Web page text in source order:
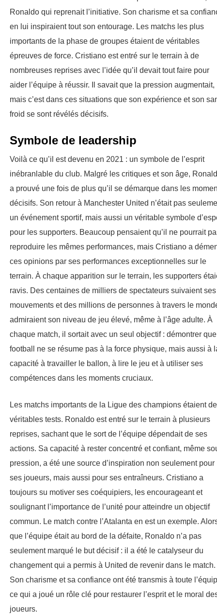
Ronaldo qui reprenait l’initiative. Son charisme et sa
en lui inspiraient tout son entourage. Les matchs les plus
importants de la phase de groupes étaient de véritables
épreuves de force. Cristiano est entré sur le terrain à de
nombreuses reprises avec l’idée qu’il devait tout faire pour
aider l’équipe à réussir. Il savait que la pression augmentait,
mais c’est dans ces situations que son expérience et son
froid se sont révélés décisifs.
Symbole de leadership
Voilà ce qu’il est devenu en 2021 : un symbole de l’esprit
inébranlable du club. Malgré les critiques et son âge,
a prouvé une fois de plus qu’il se démarque dans les
décisifs. Son retour à Manchester United n’était pas
un événement sportif, mais aussi un véritable symbole
pour les supporters. Beaucoup pensaient qu’il ne pourrait
reproduire les mêmes performances, mais Cristiano a
ces opinions par ses performances exceptionnelles sur le
terrain. À chaque apparition sur le terrain, les supporters
ravis. Des centaines de milliers de spectateurs suivaient ses
mouvements et des millions de personnes à travers le
admiraient son niveau de jeu élevé, même à l’âge adulte. À
chaque match, il sortait avec un seul objectif : démontrer
football ne se résume pas à la force physique, mais aussi à
capacité à travailler le ballon, à lire le jeu et à utiliser ses
compétences dans les moments cruciaux.
Les matchs importants de la Ligue des champions étaient de
véritables tests. Ronaldo est entré sur le terrain à plusieurs
reprises, sachant que le sort de l’équipe dépendait de ses
actions. Sa capacité à rester concentré et confiant, même
pression, a été une source d’inspiration non seulement pour
ses joueurs, mais aussi pour ses entraîneurs. Cristiano a
toujours su motiver ses coéquipiers, les encourageant et
soulignant l’importance de l’unité pour atteindre un objectif
commun. Le match contre l’Atalanta en est un exemple.
que l’équipe était au bord de la défaite, Ronaldo n’a pas
seulement marqué le but décisif : il a été le catalyseur du
changement qui a permis à United de revenir dans le match.
Son charisme et sa confiance ont été transmis à toute
ce qui a joué un rôle clé pour restaurer l’esprit et le moral
joueurs.